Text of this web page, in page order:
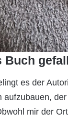
Buch
es der
aufzubauen,
mir der